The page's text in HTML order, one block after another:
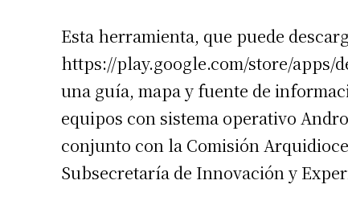
Esta herramienta, que puede
https://play.google.com/store/apps/
una guía, mapa y fuente de
equipos con sistema operativo
conjunto con la Comisión
Subsecretaría de Innovación y